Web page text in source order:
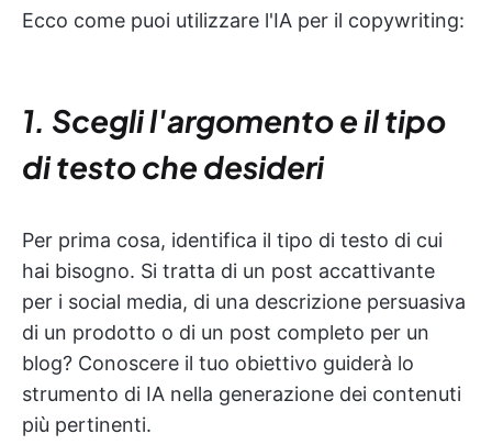
Ecco come puoi utilizzare l'IA per il copywriting:
1. Scegli l'argomento e il tipo
di testo che desideri
Per prima cosa, identifica il tipo di testo di cui
hai bisogno. Si tratta di un post accattivante
per i social media, di una descrizione persuasiva
di un prodotto o di un post completo per un
blog? Conoscere il tuo obiettivo guiderà lo
strumento di IA nella generazione dei contenuti
più pertinenti.